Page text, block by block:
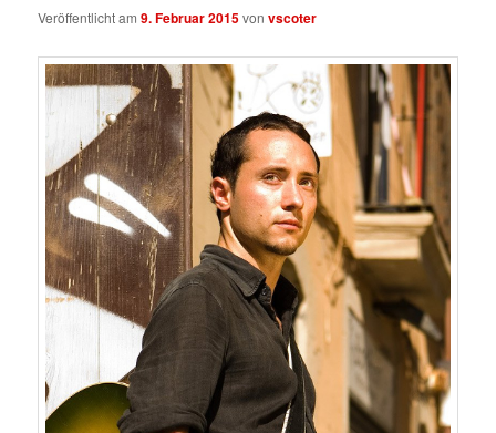
Veröffentlicht am9. Februar 2015vonvscoter